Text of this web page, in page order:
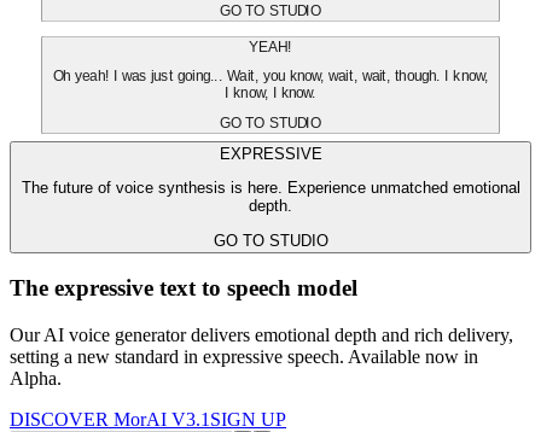
GO TO STUDIO
YEAH!
Oh yeah! I was just going... Wait, you know, wait, wait, though. I know,
I know, I know.
GO TO STUDIO
EXPRESSIVE
The future of voice synthesis is here. Experience unmatched emotional
depth.
GO TO STUDIO
The expressive text to speech model
Our AI voice generator delivers emotional depth and rich delivery,
setting a new standard in expressive speech. Available now in
Alpha.
DISCOVER MorAI V3.1 SIGN UP